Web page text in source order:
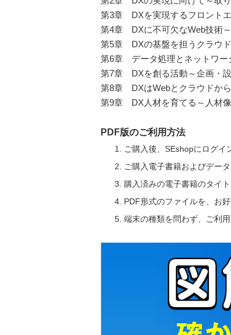
第3章 DXを実現するフロント
第4章 DXに不可欠なWeb技術
第5章 DXの基盤を担うクラウ
第6章 データ処理とネットワー
第7章 DXを創る活動～企画・
第8章 DXはWebとクラウドか
第9章 DX人材を育てる～人材
PDF版のご利用方法
ご購入後、SEshopにログイ
ご購入電子書籍およびデー
購入済みの電子書籍のタイ
PDF形式のファイルを、お
端末の種類を問わず、ご利用